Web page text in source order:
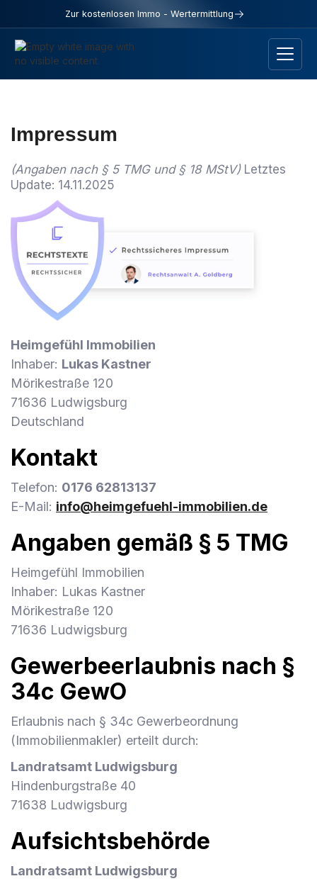
Zur kostenlosen Immo - Wertermittlung
Impressum
(Angaben nach § 5 TMG und § 18 MStV)Letztes
Update: 14.11.2025
Heimgefühl Immobilien
Inhaber: Lukas Kastner
Mörikestraße 120
71636 Ludwigsburg
Deutschland
Kontakt
Telefon: 0176 62813137
E-Mail: info@heimgefuehl-immobilien.de
Angaben gemäß § 5 TMG
Heimgefühl Immobilien
Inhaber: Lukas Kastner
Mörikestraße 120
71636 Ludwigsburg
Gewerbeerlaubnis nach §
34c GewO
Erlaubnis nach § 34c Gewerbeordnung
(Immobilienmakler) erteilt durch:
Landratsamt Ludwigsburg
Hindenburgstraße 40
71638 Ludwigsburg
Aufsichtsbehörde
Landratsamt Ludwigsburg